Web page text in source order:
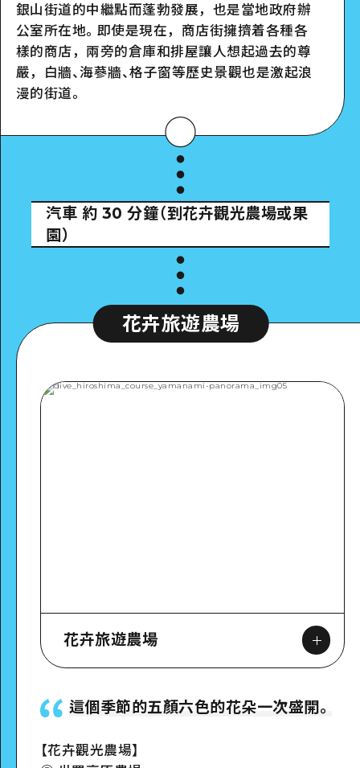
銀山街道的中繼點而蓬勃發展，也是當地政府辦
公室所在地。即使是現在，商店街擁擠着各種各
樣的商店，兩旁的倉庫和排屋讓人想起過去的尊
嚴，白牆、海蔘牆、格子窗等歷史景觀也是激起浪
漫的街道。
汽車 約 30 分鐘（到花卉觀光農場或果
園）
花卉旅遊農場
花卉旅遊農場
這個季節的五顏六色的花朵一次盛開。
【花卉觀光農場】